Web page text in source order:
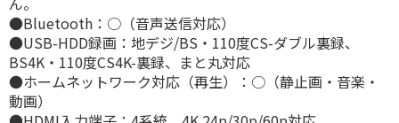
●Bluetooth：○（音声送信対応）
●USB-HDD録画：地デジ/BS・110度CS-ダブル裏録、
BS4K・110度CS4K-裏録、まと丸対応
●ホームネットワーク対応（再生）：○（静止画・音楽・
動画）